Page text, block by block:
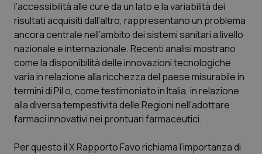
Lettere al direttore
Edizioni Regionali
QS Pro
Professionisti Sanitari.AI
Abruzzo
QS Pro Gold
l’accessibilità alle cure da un lato e la variabilità dei
risultati acquisiti dall’altro, rappresentano un problema
ancora centrale nell’ambito dei sistemi sanitari a livello
nazionale e internazionale. Recenti analisi mostrano
come la disponibilità delle innovazioni tecnologiche
varia in relazione alla ricchezza del paese misurabile in
termini di Pil o, come testimoniato in Italia, in relazione
alla diversa tempestività delle Regioni nell’adottare
farmaci innovativi nei prontuari farmaceutici.
Per questo il X Rapporto Favo richiama l’importanza di